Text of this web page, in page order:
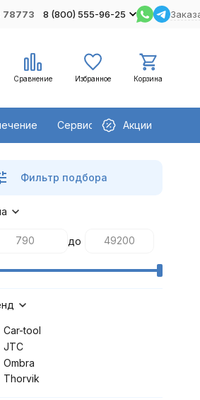
78773 8 (800) 555-96-25
Сравнение Избранное Корзина
Сервисное оборудование
Акции
Фильтр подбора
до
Car-tool
JTC
Ombra
Thorvik